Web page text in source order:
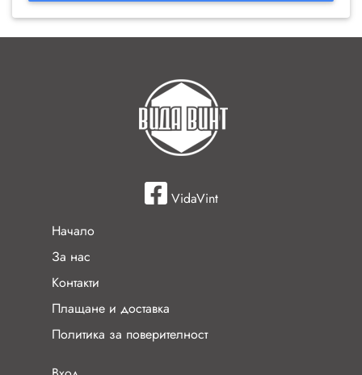
VidaVint
Начало
За нас
Контакти
Плащане и доставка
Политика за поверителност